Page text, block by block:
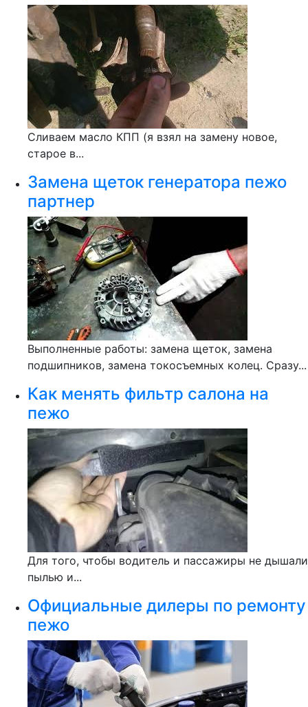
Сливаем масло КПП (я взял на замену новое,
старое в...
Замена щеток генератора пежо
партнер
Выполненные работы: замена щеток, замена
подшипников, замена токосъемных колец. Сразу...
Как менять фильтр салона на
пежо
Для того, чтобы водитель и пассажиры не дышали
пылью и...
Официальные дилеры по ремонту
пежо